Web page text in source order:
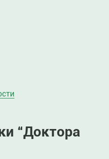
“Доктора